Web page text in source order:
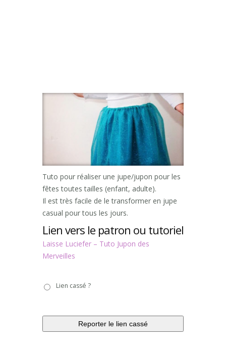
Tuto pour réaliser une jupe/jupon pour les
fêtes toutes tailles (enfant, adulte).
Il est très facile de le transformer en jupe
casual pour tous les jours.
Lien vers le patron ou tutoriel
Laisse Luciefer – Tuto Jupon des
Merveilles
casséLien cassé ?